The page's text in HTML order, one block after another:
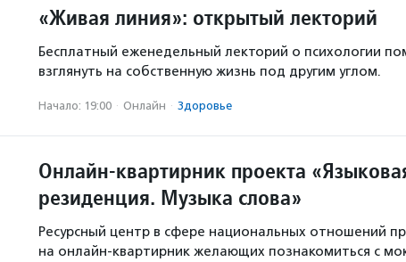
«Живая линия»: открытый лекторий
Бесплатный еженедельный лекторий о психологии
взглянуть на собственную жизнь под другим углом.
Начало: 19:00 · Онлайн · Здоровье
Онлайн-квартирник проекта
резиденция. Музыка слова»
Ресурсный центр в сфере национальных отношений
на онлайн-квартирник желающих познакомиться с